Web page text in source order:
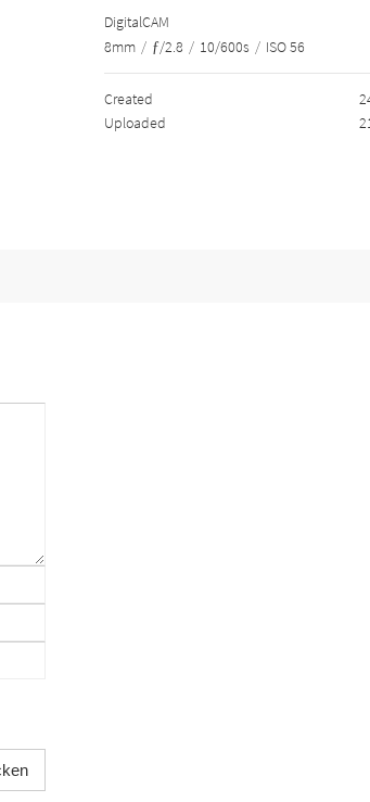
DigitalCAM
8mm / ƒ/2.8 / 10/600s / ISO 56
Created
Uploaded